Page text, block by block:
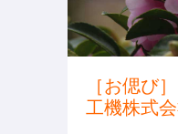
［お偲び
工機株式会